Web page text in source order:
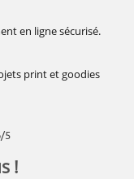
5
en ligne sécurisé.
print et goodies
!